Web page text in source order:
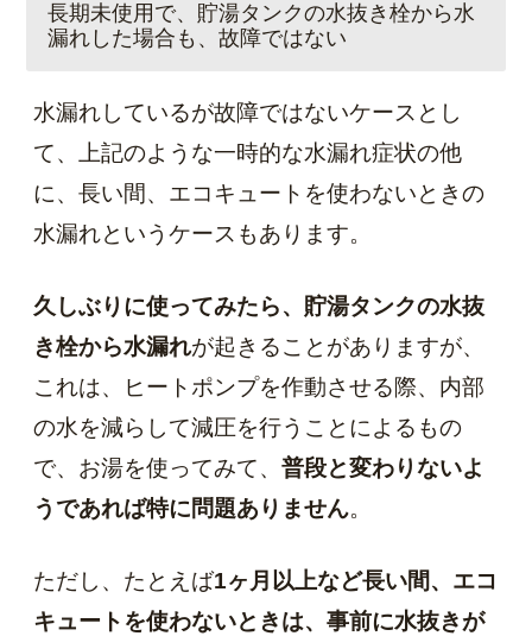
長期未使用で、貯湯タンクの水抜き栓から水
漏れした場合も、故障ではない
水漏れしているが故障ではないケースとし
て、上記のような一時的な水漏れ症状の他
に、長い間、エコキュートを使わないときの
水漏れというケースもあります。
久しぶりに使ってみたら、貯湯タンクの水抜
き栓から水漏れが起きることがありますが、
これは、ヒートポンプを作動させる際、内部
の水を減らして減圧を行うことによるもの
で、お湯を使ってみて、 普段と変わりないよ
うであれば特に問題ありません。
ただし、たとえば1ヶ月以上など長い間、エコ
キュートを使わないときは、事前に水抜きが